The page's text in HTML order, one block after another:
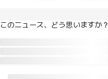
このニュース、どう思いますか？